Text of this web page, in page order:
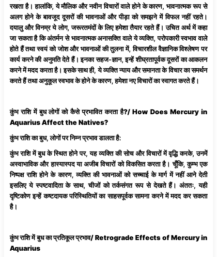
रखता है। हालांकि, ये मौलिक और नवीन विचारों वाले होने के कारण, भावनात्मक रूप से
अलग होने के बावजूद दूसरों की भावनाओं और पीड़ा को समझने में विफल नहीं रहते।
दयालु और विनम्र ये लोग, जरूरतमंदों के लिए हमेशा तैयार रहते हैं। उचित अर्थ में कहा
जा सकता है कि अंतर्मन से भावनात्मक अनासक्ति वाले ये व्यक्ति, परोपकारी स्वभाव वाले
होते हैं तथा स्वयं को जोश और भावनाओं की तुलना में, विचारशील वैज्ञानिक विश्लेषण पर
कार्य करने की अनुमति देते हैं। इनका सहज-ज्ञान, इन्हें शीघ्रतापूर्वक दूसरों का आकलन
करने में मदद करता है। इसके साथ ही, ये व्यक्ति न्याय और समानता के विचार का समर्थन
करते हैं तथा अनुकूल स्वभाव के होने के कारण, हमेशा नए विचारों का स्वागत करते हैं।
कुंभ राशि में बुध लोगों को कैसे प्रभावित करता है?/ How Does Mercury in
Aquarius Affect the Natives?
कुंभ राशि का बुध, लोगों पर निम्न प्रभाव डालता है:
कुंभ राशि में बुध के स्थित होने पर, यह व्यक्ति की सोच और विचारों में वृद्धि करके, उनमें
अस्वाभाविक और हास्यास्पद या अजीब विचारों को विकसित करता है। चूँकि, कुम्भ एक
निष्पक्ष राशि होने के कारण, व्यक्ति की भावनाओं को सच्चाई के मार्ग में नहीं आने देती
इसलिए ये स्पष्टवादिता के साथ, चीजों को तर्कसंगत रूप से देखते हैं। अंततः, यही
दृष्टिकोण इन्हें कष्टदायक परिस्थितियों का साहसपूर्वक सामना करने में मदद कर सकता
है।
कुंभ राशि में बुध का प्रतिकूल प्रभाव/ Retrograde Effects of Mercury in
Aquarius